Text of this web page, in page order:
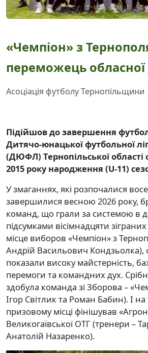
«Чемпіон» з
переможець
Асоціація футболу Тернопільщини
Підійшов до завершення
Дитячо-юнацької футбольної
(ДЮФЛ) Тернопільської області
2015 року народження (U-11)
У змаганнях, які розпочалися
завершилися весною 2026 року,
команд, що грали за системою в
підсумками вісімнадцяти
місце виборов «Чемпіон» з
Андрій Васильович Кондзьолка),
показали високу майстерність,
перемоги та командних дух.
здобула команда зі Зборова –
Ігор Світлик та Роман Бабин). І
призовому місці фінішував
Великогаївської ОТГ (тренери –
Анатолій Назаренко).